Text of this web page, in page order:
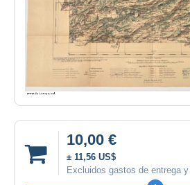
10,00 €
± 11,56 US$
Excluidos gastos de entrega